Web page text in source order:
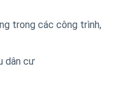
trong các công trình,
dân cư